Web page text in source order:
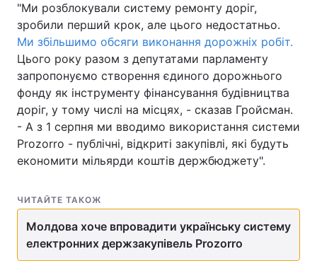
"Ми розблокували систему ремонту доріг,
зробили перший крок, але цього недостатньо.
Ми збільшимо обсяги виконання дорожніх робіт.
Цього року разом з депутатами парламенту
запропонуємо створення єдиного дорожнього
фонду як інструменту фінансування будівництва
доріг, у тому числі на місцях, - сказав Гройсман.
- А з 1 серпня ми вводимо використання системи
Prozorro - публічні, відкриті закупівлі, які будуть
економити мільярди коштів держбюджету".
ЧИТАЙТЕ ТАКОЖ
Молдова хоче впровадити українську систему
електронних держзакупівель Prozorro